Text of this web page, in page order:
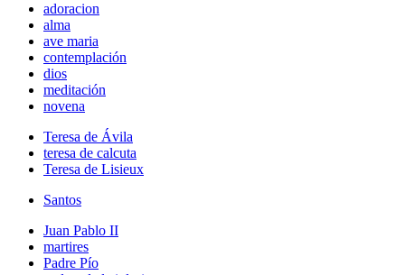
adoracion
alma
ave maria
contemplación
dios
meditación
novena
Teresa de Ávila
teresa de calcuta
Teresa de Lisieux
Santos
Juan Pablo II
martires
Padre Pío